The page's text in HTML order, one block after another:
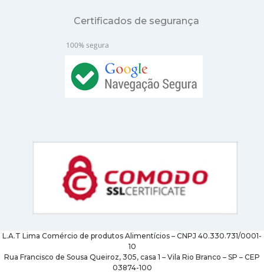
Certificados de segurança
L.A.T Lima Comércio de produtos Alimentícios – CNPJ 40.330.731/0001-
10
Rua Francisco de Sousa Queiroz, 305, casa 1 – Vila Rio Branco – SP – CEP
03874-100